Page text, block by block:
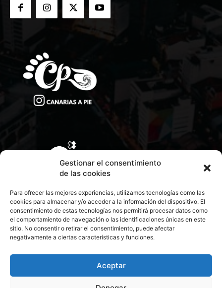
Gestionar el consentimiento
de las cookies
Para ofrecer las mejores experiencias, utilizamos tecnologías como las
cookies para almacenar y/o acceder a la información del dispositivo. El
consentimiento de estas tecnologías nos permitirá procesar datos como
el comportamiento de navegación o las identificaciones únicas en este
sitio. No consentir o retirar el consentimiento, puede afectar
negativamente a ciertas características y funciones.
Aceptar
CONTACTA CON NOSOTROS